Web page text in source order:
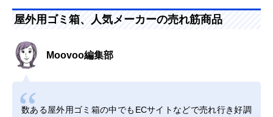
屋外用ゴミ箱、人気メーカーの売れ筋商品
Moovoo編集部
数ある屋外用ゴミ箱の中でもECサイトなどで売れ行き好調